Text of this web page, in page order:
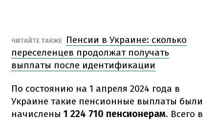
ЧИТАЙТЕ ТАКЖЕ
Пенсии в Украине: сколько
переселенцев продолжат получать
выплаты после идентификации
По состоянию на 1 апреля 2024 года в
Украине такие пенсионные выплаты были
начислены 1 224 710 пенсионерам. Всего в